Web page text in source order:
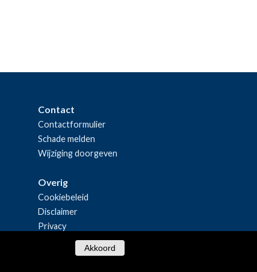
Akkoord
Contact
Contactformulier
Schade melden
Wijziging doorgeven
Overig
Cookiebeleid
Disclaimer
Privacy